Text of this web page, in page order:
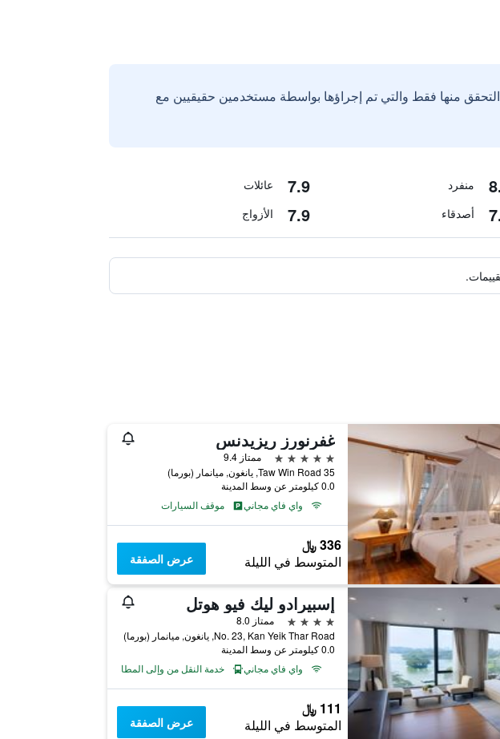
منها فقط والتي تم إجراؤها بواسطة مستخدمين حقيقيين مع
منفرد 7.9 عائلات
أصدقاء 7.9 الأزواج
غفرنورز ريزيدنس
5 نجوم
ممتاز 9.4
35 Taw Win Road, يانغون, ميانمار (بورما)
0.0 كيلومتر عن وسط المدينة
واي فاي مجاني
موقف السيارات
336 ﷼
المتوسط في الليلة عرض الصفقة
إسبيرادو ليك فيو هوتل
4 نجوم
ممتاز 8.0
No. 23, Kan Yeik Thar Road, يانغون, ميانمار (بورما)
0.0 كيلومتر عن وسط المدينة
واي فاي مجاني
خدمة النقل من وإلى المطار
111 ﷼
المتوسط في الليلة عرض الصفقة